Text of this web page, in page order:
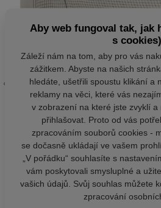
Aby web fungoval tak, jak
s cookies)
Záleží nám na tom, aby pro vás
zážitkem. Abyste na našich
hledáte, ušetřili spoustu klikání a
reklamy na věci, které vás
v zobrazení na které jste zvyklí a
přihlašovat. Proto od vás
zpracováním souborů cookies -
se dočasně ukládají ve vašem
„V pořádku“ souhlasíte s
vám poskytovali smysluplné a
vašich údajů. Svůj souhlas můžete
zpracování